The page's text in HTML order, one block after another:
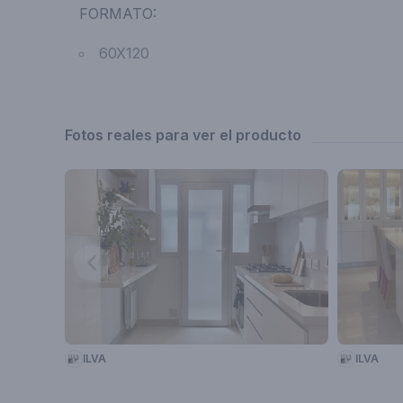
FORMATO:
60X120
Fotos reales para ver el producto
ILVA ILVA